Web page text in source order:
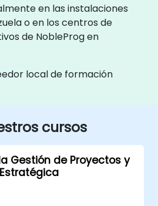
en las instalaciones
o en los centros de
de NobleProg en
local de formación
cursos
Gestión de Proyectos y